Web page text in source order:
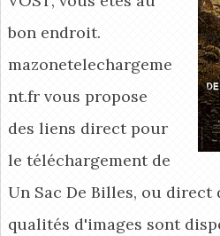
bon endroit.
mazonetelechargeme
nt.fr vous propose
des liens direct pour
le téléchargement de
Un Sac De Billes, ou
qualités d'images sont